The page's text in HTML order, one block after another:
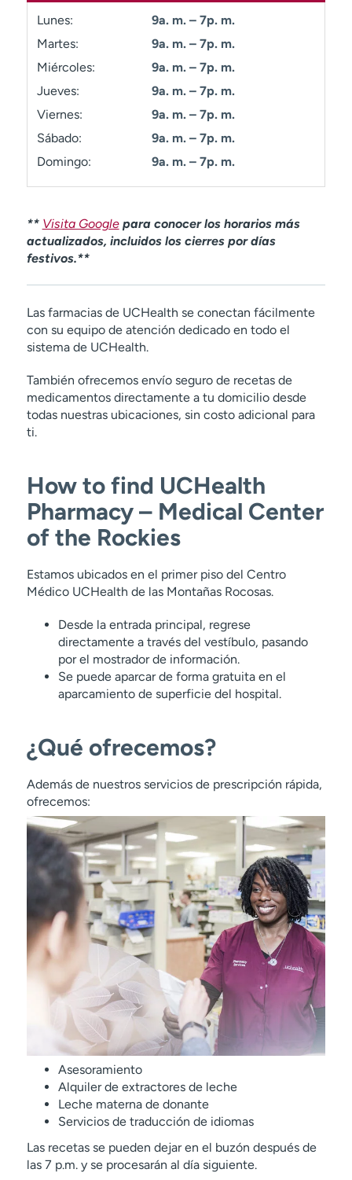
Lunes:
9a. m. – 7p. m.
Martes:
9a. m. – 7p. m.
Miércoles:
9a. m. – 7p. m.
Jueves:
9a. m. – 7p. m.
Viernes:
9a. m. – 7p. m.
Sábado:
9a. m. – 7p. m.
Domingo:
9a. m. – 7p. m.
** Visita Googlepara conocer los horarios más
actualizados, incluidos los cierres por días
festivos.**
Las farmacias de UCHealth se conectan fácilmente
con su equipo de atención dedicado en todo el
sistema de UCHealth.
También ofrecemos envío seguro de recetas de
medicamentos directamente a tu domicilio desde
todas nuestras ubicaciones, sin costo adicional para
ti.
How to find UCHealth
Pharmacy – Medical Center
of the Rockies
Estamos ubicados en el primer piso del Centro
Médico UCHealth de las Montañas Rocosas.
Desde la entrada principal, regrese
directamente a través del vestíbulo, pasando
por el mostrador de información.
Se puede aparcar de forma gratuita en el
aparcamiento de superficie del hospital.
¿Qué ofrecemos?
Además de nuestros servicios de prescripción rápida,
ofrecemos:
Asesoramiento
Alquiler de extractores de leche
Leche materna de donante
Servicios de traducción de idiomas
Las recetas se pueden dejar en el buzón después de
las 7 p.m. y se procesarán al día siguiente.